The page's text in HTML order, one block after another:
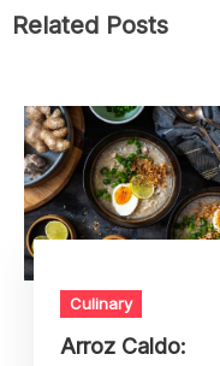
Related Posts
Culinary
Arroz Caldo: